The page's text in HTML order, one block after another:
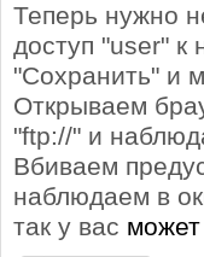
Теперь нужно
доступ "user" к
"Сохранить" и
Открываем
"ftp://" и
Вбиваем
наблюдаем в
так у вас может